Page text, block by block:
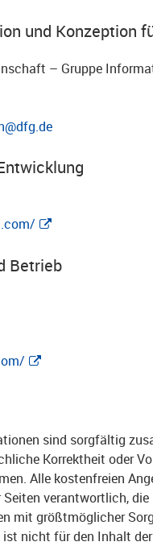
und Konzeption
– Gruppe
Betrieb
sind sorgfältig
Korrektheit oder
Alle kostenfreien
verantwortlich, die
mit größtmöglicher
ist nicht für den Inhalt